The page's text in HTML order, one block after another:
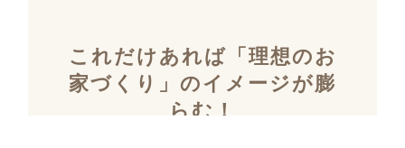
これだけあれば「理想のお
家づくり」のイメージが膨
らむ！